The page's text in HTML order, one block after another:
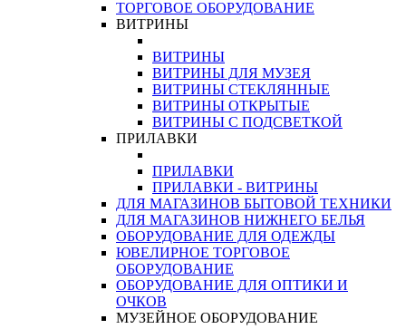
ТОРГОВОЕ ОБОРУДОВАНИЕ
ВИТРИНЫ
ВИТРИНЫ
ВИТРИНЫ ДЛЯ МУЗЕЯ
ВИТРИНЫ СТЕКЛЯННЫЕ
ВИТРИНЫ ОТКРЫТЫЕ
ВИТРИНЫ С ПОДСВЕТКОЙ
ПРИЛАВКИ
ПРИЛАВКИ
ПРИЛАВКИ - ВИТРИНЫ
ДЛЯ МАГАЗИНОВ БЫТОВОЙ ТЕХНИКИ
ДЛЯ МАГАЗИНОВ НИЖНЕГО БЕЛЬЯ
ОБОРУДОВАНИЕ ДЛЯ ОДЕЖДЫ
ЮВЕЛИРНОЕ ТОРГОВОЕ
ОБОРУДОВАНИЕ
ОБОРУДОВАНИЕ ДЛЯ ОПТИКИ И
ОЧКОВ
МУЗЕЙНОЕ ОБОРУДОВАНИЕ